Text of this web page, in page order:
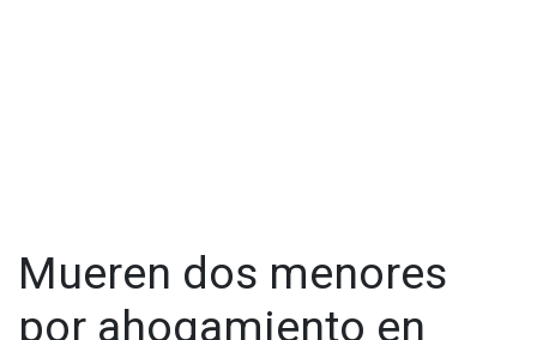
Mueren dos menores
por ahogamiento en